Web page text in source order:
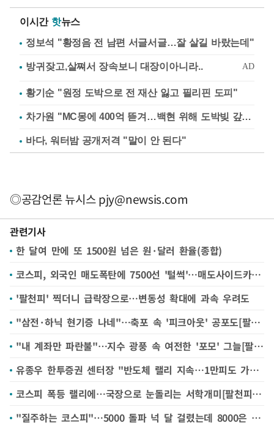
이시간 핫뉴스
정보석 "황정음 전 남편 서글서글…잘 살길 바랐는데"
황기순 "원정 도박으로 전 재산 잃고 필리핀 도피"
차가원 "MC몽에 400억 뜯겨…백현 위해 도박빚 갚아줘"
바다, 워터밤 공개저격 "말이 안 된다"
◎공감언론 뉴시스pjy@newsis.com
관련기사
한 달여 만에 또 1500원 넘은 원·달러 환율(종합)
코스피, 외국인 매도폭탄에 7500선 '털썩'…매도사이드카 발동
'팔천피' 찍더니 급락장으로…변동성 확대에 과속 우려도
"삼전·하닉 현기증 나네"…축포 속 '피크아웃' 공포도[팔천피 시대]
"내 계좌만 파란불"…지수 광풍 속 여전한 '포모' 그늘[팔천피 시대]
유종우 한투증권 센터장 "반도체 랠리 지속…1만피도 가능"[팔천피 시대]
코스피 폭등 랠리에…국장으로 눈돌리는 서학개미[팔천피 시대]
"질주하는 코스피"…5000 돌파 넉 달 걸렸는데 8000은 7거래일만[팔천피 시대]